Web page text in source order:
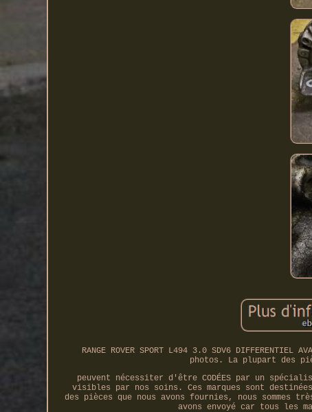
RANGE ROVER SPORT L494 3.0 SDV6
photos. La plupart des
peuvent nécessiter d'être CODÉES par un
visibles par nos soins. Ces marques sont
des pièces que nous avons fournies, nous sommes
avons envoyé car tous les